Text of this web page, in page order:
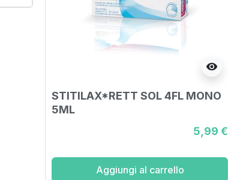
visibility
STITILAX*RETT SOL 4FL MONO
5ML
5,99 €
Aggiungi al carrello